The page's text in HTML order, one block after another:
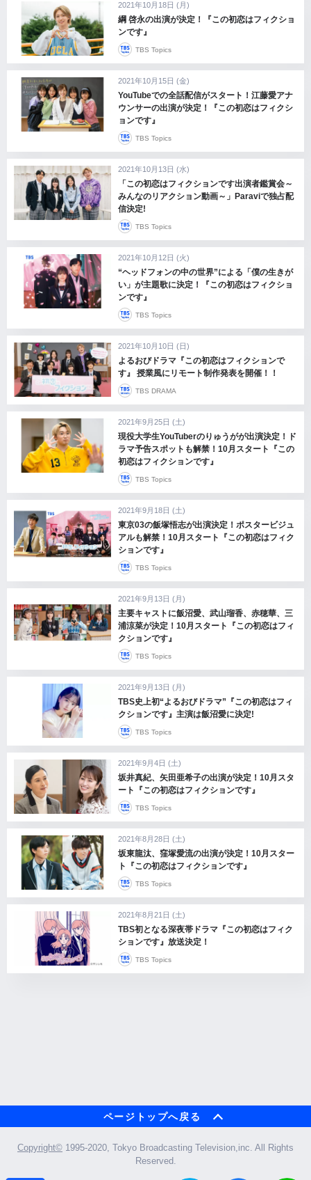
2021年10月18日 (月)
綱 啓永の出演が決定！『この初恋はフィクショ
ンです』
TBS Topics
2021年10月15日 (金)
YouTubeでの全話配信がスタート！江藤愛アナ
ウンサーの出演が決定！『この初恋はフィクシ
ョンです』
TBS Topics
2021年10月13日 (水)
「この初恋はフィクションです出演者鑑賞会～
みんなのリアクション動画～」Paraviで独占配
信決定!
TBS Topics
2021年10月12日 (火)
“ヘッドフォンの中の世界”による「僕の生きが
い」が主題歌に決定！『この初恋はフィクショ
ンです』
TBS Topics
2021年10月10日 (日)
よるおびドラマ『この初恋はフィクションで
す』 授業風にリモート制作発表を開催！！
TBS DRAMA
2021年9月25日 (土)
現役大学生YouTuberのりゅうがが出演決定！ド
ラマ予告スポットも解禁！10月スタート『この
初恋はフィクションです』
TBS Topics
2021年9月18日 (土)
東京03の飯塚悟志が出演決定！ポスタービジュ
アルも解禁！10月スタート『この初恋はフィク
ションです』
TBS Topics
2021年9月13日 (月)
主要キャストに飯沼愛、武山瑠香、赤穂華、三
浦涼菜が決定！10月スタート『この初恋はフィ
クションです』
TBS Topics
2021年9月13日 (月)
TBS史上初“よるおびドラマ”『この初恋はフィ
クションです』主演は飯沼愛に決定!
TBS Topics
2021年9月4日 (土)
坂井真紀、矢田亜希子の出演が決定！10月スタ
ート『この初恋はフィクションです』
TBS Topics
2021年8月28日 (土)
坂東龍汰、窪塚愛流の出演が決定！10月スター
ト『この初恋はフィクションです』
TBS Topics
2021年8月21日 (土)
TBS初となる深夜帯ドラマ『この初恋はフィク
ションです』放送決定！
TBS Topics
ページトップへ戻る
Copyright©︎ 1995-2020, Tokyo Broadcasting Television,inc. All Rights
Reserved.